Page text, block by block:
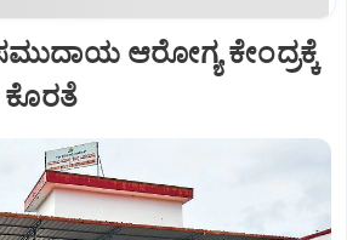
ಆರೋಗ್ಯ ಕೇಂದ್ರಕ್ಕೆ
ಕೊರತೆ